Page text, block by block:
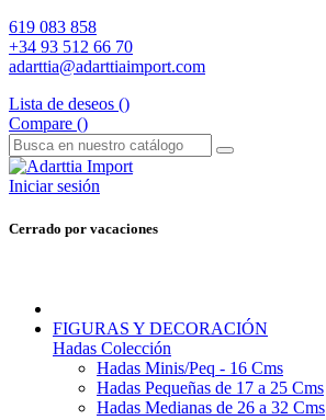
619 083 858
+34 93 512 66 70
adarttia@adarttiaimport.com
Lista de deseos ()
Compare ()
Iniciar sesión
Cerrado por vacaciones
FIGURAS Y DECORACIÓN
Hadas Colección
Hadas Minis/Peq - 16 Cms
Hadas Pequeñas de 17 a 25 Cms
Hadas Medianas de 26 a 32 Cms